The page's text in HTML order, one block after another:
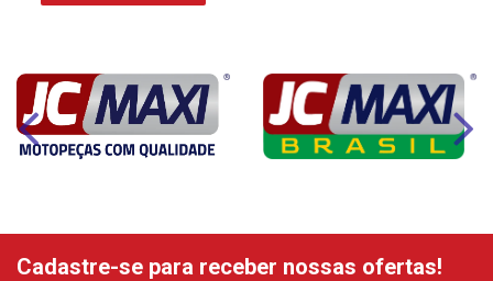
Cadastre-se para receber nossas ofertas!